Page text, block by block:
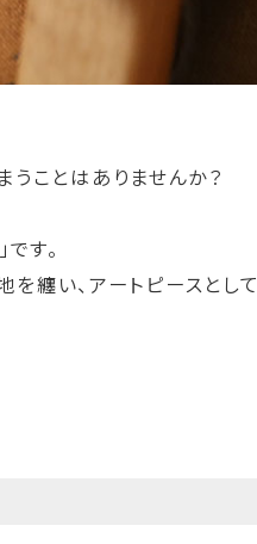
うことはありませんか？
す。
纏い、アートピースとして